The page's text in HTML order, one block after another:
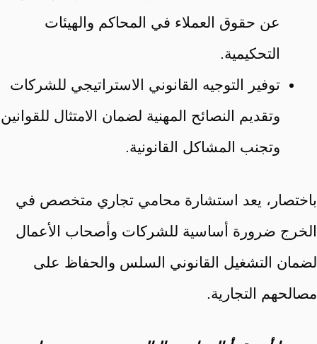
عن حقوق العملاء في المحاكم والهيئات
التحكيمية.
توفير التوجيه القانوني الاستراتيجي للشركات
وتقديم النصائح المهنية لضمان الامتثال للقوانين
وتجنب المشاكل القانونية.
باختصار، يعد استشارة محامي تجاري متخصص في
الخرج ضرورة أساسية للشركات وأصحاب الأعمال
لضمان التشغيل القانوني السلس والحفاظ على
مصالحهم التجارية.